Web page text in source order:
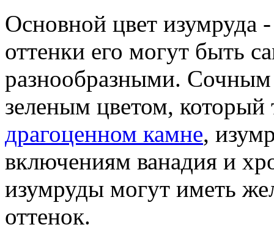
Основной цвет изумруда
оттенки его могут быть
разнообразными.
зеленым цветом, который
драгоценном камне,
включениям ванадия и
изумруды могут иметь
оттенок.